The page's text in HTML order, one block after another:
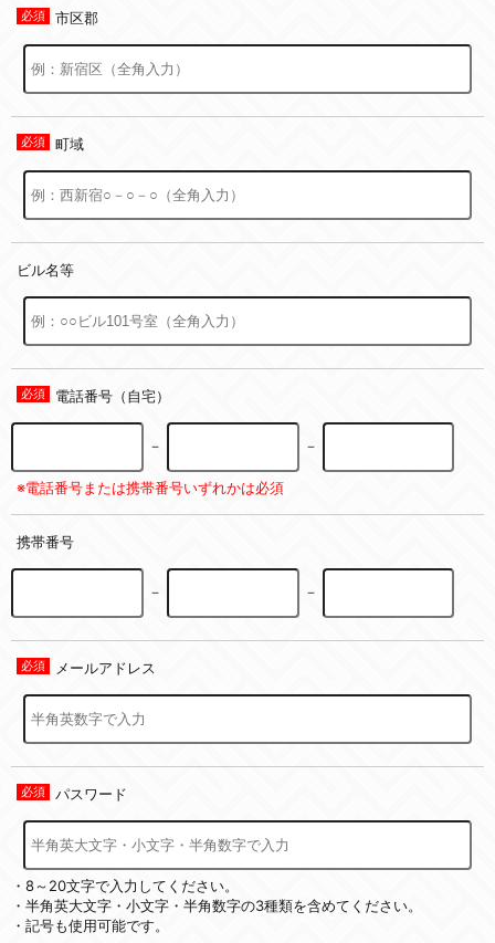
市区郡
町域
ビル名等
電話番号（自宅）
－ －
※電話番号または携帯番号いずれかは必須
携帯番号
－ －
メールアドレス
パスワード
・8～20文字で入力してください。
・半角英大文字・小文字・半角数字の3種類を含めてください。
・記号も使用可能です。